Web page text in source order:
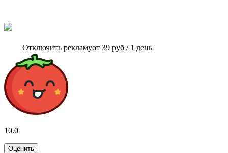
Отключить рекламуот 39 руб / 1 день
10.0
Оценить